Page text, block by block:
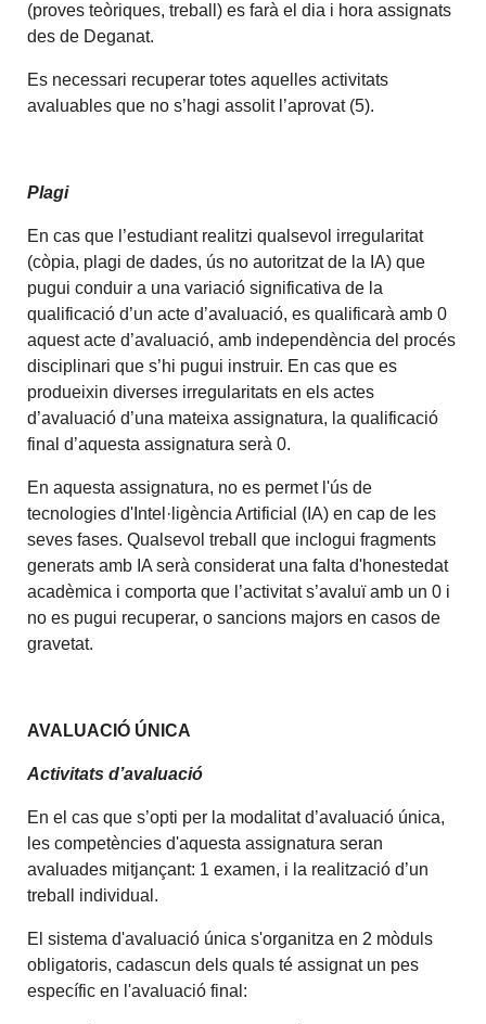
(proves teòriques, treball) es farà el dia i hora assignats
des de Deganat.
Es necessari recuperar totes aquelles activitats
avaluables que no s’hagi assolit l’aprovat (5).
Plagi
En cas que l’estudiant realitzi qualsevol irregularitat
(còpia, plagi de dades, ús no autoritzat de la IA) que
pugui conduir a una variació significativa de la
qualificació d’un acte d’avaluació, es qualificarà amb 0
aquest acte d’avaluació, amb independència del procés
disciplinari que s’hi pugui instruir. En cas que es
produeixin diverses irregularitats en els actes
d’avaluació d’una mateixa assignatura, la qualificació
final d’aquesta assignatura serà 0.
En aquesta assignatura, no es permet l'ús de
tecnologies d'Intel·ligència Artificial (IA) en cap de les
seves fases. Qualsevol treball que inclogui fragments
generats amb IA serà considerat una falta d'honestedat
acadèmica i comporta que l’activitat s’avaluï amb un 0 i
no es pugui recuperar, o sancions majors en casos de
gravetat.
AVALUACIÓ ÚNICA
Activitats d’avaluació
En el cas que s’opti per la modalitat d’avaluació única,
les competències d'aquesta assignatura seran
avaluades mitjançant: 1 examen, i la realització d’un
treball individual.
El sistema d'avaluació única s'organitza en 2 mòduls
obligatoris, cadascun dels quals té assignat un pes
específic en l'avaluació final: